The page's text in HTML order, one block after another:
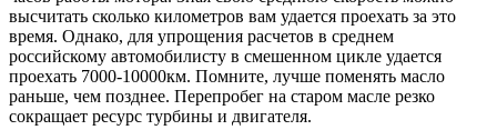
высчитать сколько километров вам удается проехать за это
время. Однако, для упрощения расчетов в среднем
российскому автомобилисту в смешенном цикле удается
проехать 7000-10000км. Помните, лучше поменять масло
раньше, чем позднее. Перепробег на старом масле резко
сокращает ресурс турбины и двигателя.